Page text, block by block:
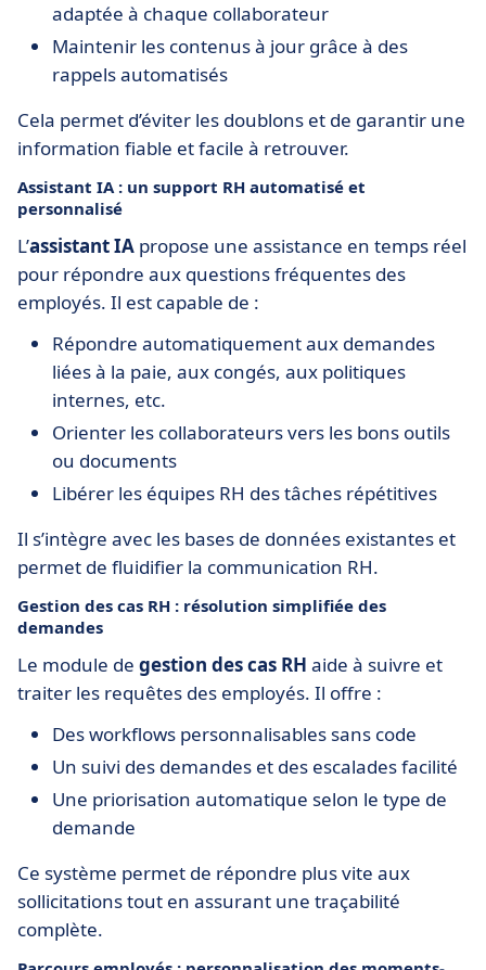
adaptée à chaque collaborateur
Maintenir les contenus à jour grâce à des
rappels automatisés
Cela permet d’éviter les doublons et de garantir une
information fiable et facile à retrouver.
Assistant IA : un support RH automatisé et
personnalisé
L’assistant IA propose une assistance en temps réel
pour répondre aux questions fréquentes des
employés. Il est capable de :
Répondre automatiquement aux demandes
liées à la paie, aux congés, aux politiques
internes, etc.
Orienter les collaborateurs vers les bons outils
ou documents
Libérer les équipes RH des tâches répétitives
Il s’intègre avec les bases de données existantes et
permet de fluidifier la communication RH.
Gestion des cas RH : résolution simplifiée des
demandes
Le module de gestion des cas RH aide à suivre et
traiter les requêtes des employés. Il offre :
Des workflows personnalisables sans code
Un suivi des demandes et des escalades facilité
Une priorisation automatique selon le type de
demande
Ce système permet de répondre plus vite aux
sollicitations tout en assurant une traçabilité
complète.